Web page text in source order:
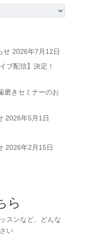
せ 2026年7月12日
ブ配信】決定！
磨きセミナーのお
2026年5月1日
2026年2月15日
ら
スンなど、どんな
い